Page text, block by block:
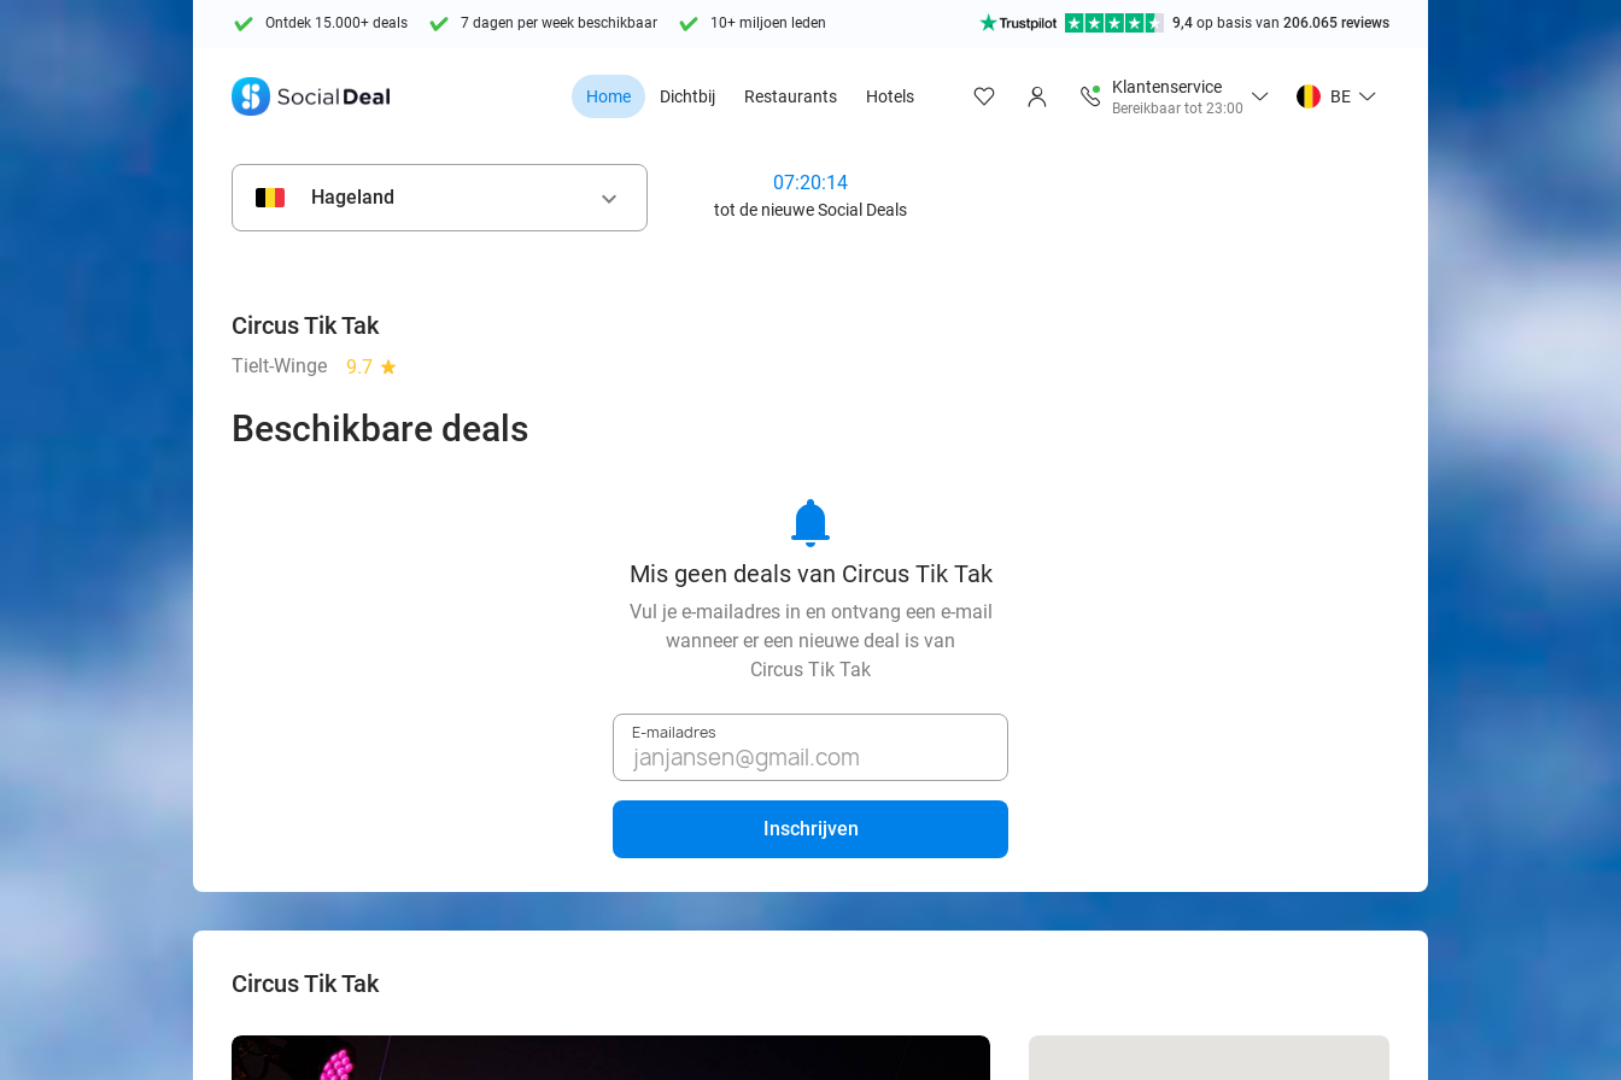
Ontdek 15.000+ deals 7 dagen per week beschikbaar 10+ miljoen leden 9,4 op basis van 206.065 reviews
Home Dichtbij Restaurants Hotels
Klantenservice
Bereikbaar tot 23:00
BE
Hageland keyboard_arrow_down
07:20:12
tot de nieuwe Social Deals
Circus Tik Tak
Tielt-Winge 9.7 star
Beschikbare deals
notifications
Mis geen deals van Circus Tik Tak
Vul je e-mailadres in en ontvang een e-mail
wanneer er een nieuwe deal is van
Circus Tik Tak
E-mailadres
Inschrijven
Circus Tik Tak